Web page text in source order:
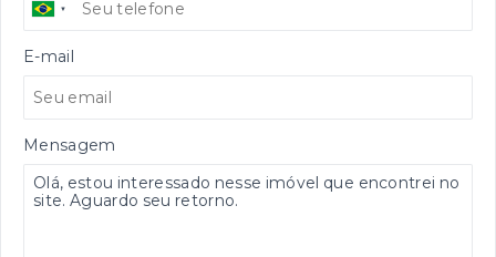
E-mail
Mensagem